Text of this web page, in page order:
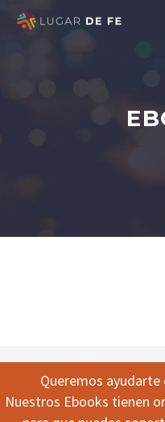
Queremos
Nuestros Ebooks tienen